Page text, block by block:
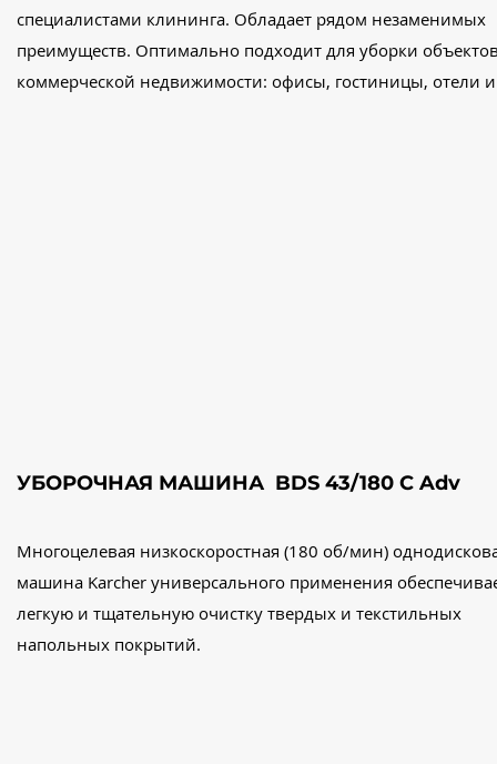
специалистами клининга. Обладает рядом незаменимых
преимуществ. Оптимально подходит для уборки
коммерческой недвижимости: офисы, гостиницы, отели и
УБОРОЧНАЯ МАШИНА BDS 43/180 C Adv
Многоцелевая низкоскоростная (180 об/мин)
машина Karcher универсального применения
легкую и тщательную очистку твердых и текстильных
напольных покрытий.